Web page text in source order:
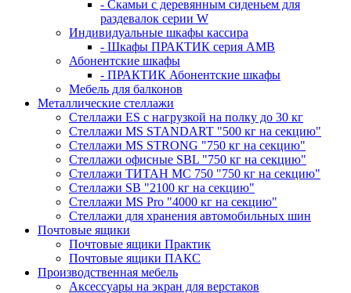
- Скамьи с деревянным сиденьем для
раздевалок серии W
Индивидуальные шкафы кассира
- Шкафы ПРАКТИК серия AMB
Абонентские шкафы
- ПРАКТИК Абонентские шкафы
Мебель для балконов
Металлические стеллажи
Стеллажи ES с нагрузкой на полку до 30 кг
Стеллажи MS STANDART "500 кг на секцию"
Стеллажи MS STRONG "750 кг на секцию"
Стеллажи офисные SBL "750 кг на секцию"
Стеллажи ТИТАН МС 750 "750 кг на секцию"
Стеллажи SB "2100 кг на секцию"
Стеллажи MS Pro "4000 кг на секцию"
Стеллажи для хранения автомобильных шин
Почтовые ящики
Почтовые ящики Практик
Почтовые ящики ПАКС
Производственная мебель
Аксессуары на экран для верстаков